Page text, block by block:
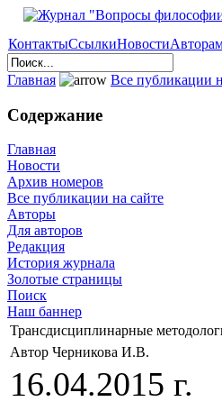
КонтактыСсылкиНовости
Главная Все публикации
Содержание
Главная
Новости
Архив номеров
Все публикации на сайте
Авторы
Для авторов
Редакция
История журнала
Золотые страницы
Поиск
Наш баннер
Трансдисциплинарные
Автор Черникова И.В.
16.04.2015 г.